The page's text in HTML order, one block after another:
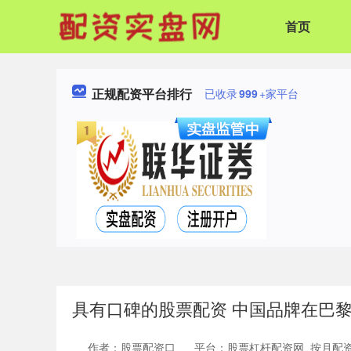
首页
正规配资平台排行 已收录999+家平台
具有口碑的股票配资 中国品牌在巴
作者：股票配资口 平台：股票杠杆配资网_按月配